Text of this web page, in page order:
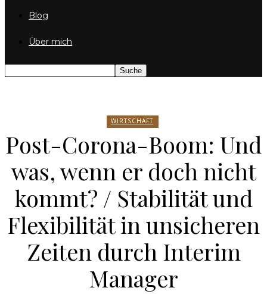
Blog
Über mich
WIRTSCHAFT
Post-Corona-Boom: Und
was, wenn er doch nicht
kommt? / Stabilität und
Flexibilität in unsicheren
Zeiten durch Interim
Manager